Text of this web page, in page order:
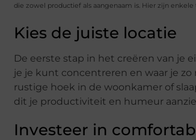
die zowel productief als aangenaam is. Hier zijn
Kies de juiste locatie
De eerste stap in het creëren van je
je je kunt concentreren en waar je
rustige hoek in de woonkamer of
dit je productiviteit en humeur
Investeer in